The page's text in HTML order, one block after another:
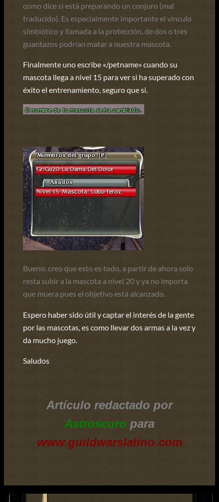
como dice si está preparando un conjuro (mal
traducido). Es especialmente importante el vinculo
simbiótico y llamada a la protección, de dos o tres
guantazos podrían matar a nuestra mascota.
Finalmente uno escribe «/petname» cuando su
mascota llega a nivel 15 para ver si ha superado con
éxito el entrenamiento, seguro que si.
Bueno, creo que esto es todo, a partir de ahora solo
resta subir a la mascota a nivel 20 y ya no importa
que muera pues el objetivo está alcanzado.
Espero haber sido útil y captar el interés de la gente
por las mascotas, es como llevar dos armas a la vez y
da mucho juego.
Saludos
Artículo redactado por
Astroscuro para
www.guildwarslatino.com